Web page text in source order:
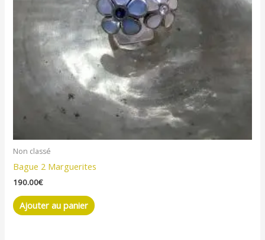
Non classé
Bague 2 Marguerites
190.00€
Ajouter au panier